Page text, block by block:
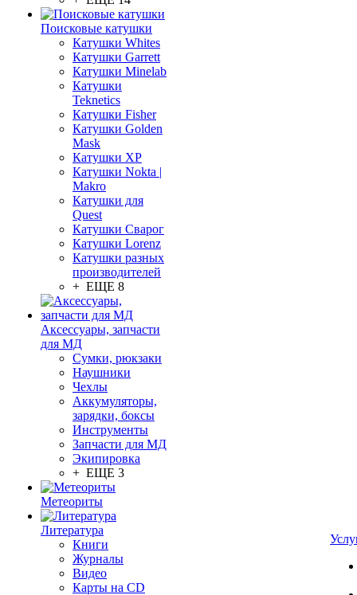
Поисковые катушки
Катушки Whites
Катушки Garrett
Катушки Minelab
Катушки
Teknetics
Катушки Fisher
Катушки Golden
Mask
Катушки XP
Катушки Nokta |
Makro
Катушки для
Quest
Катушки Сварог
Катушки Lorenz
Катушки разных
производителей
+ ЕЩЕ 8
Аксессуары, запчасти
для МД
Сумки, рюкзаки
Наушники
Чехлы
Аккумуляторы,
зарядки, боксы
Инструменты
Запчасти для МД
Экипировка
+ ЕЩЕ 3
Метеориты
Литература
Книги
Журналы
Видео
Карты на CD